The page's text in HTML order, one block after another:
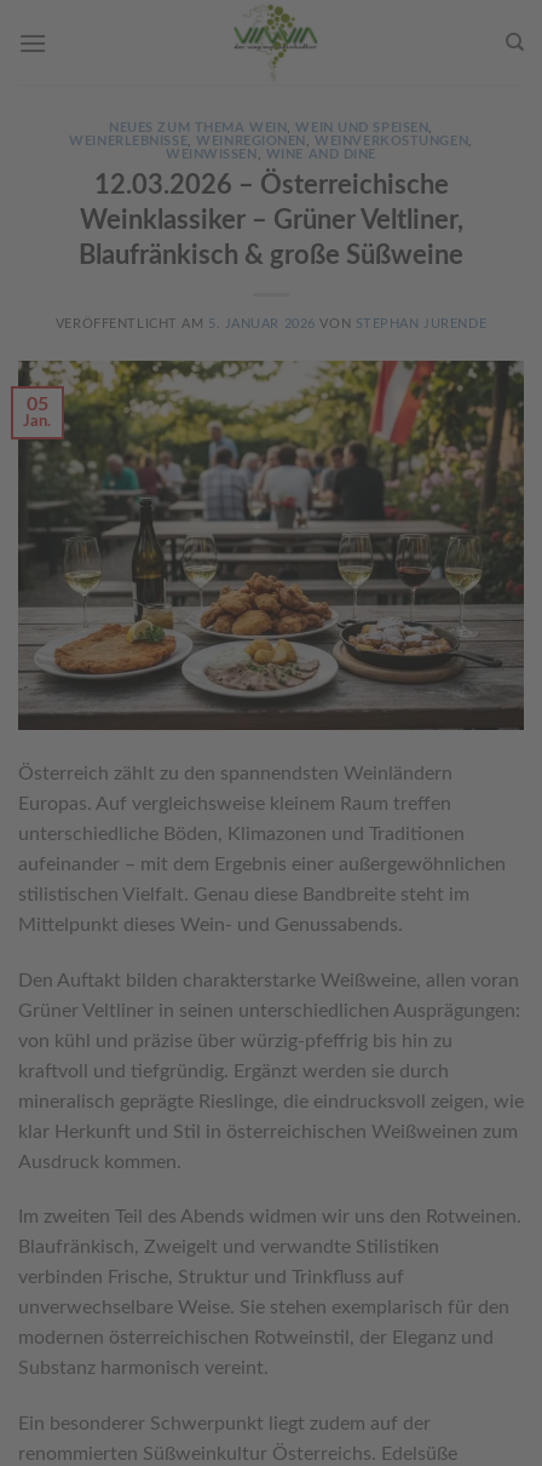
NEUES ZUM THEMA WEIN ,WEIN UND SPEISEN
WEINERLEBNISSE ,WEINREGIONEN ,WEINVERKOSTUNGEN
WEINWISSEN
WINE AND DINE
12.03.2026 – Österreichische
Weinklassiker – Grüner Veltliner,
Blaufränkisch & große Süßweine
VERÖFFENTLICHT AM 5. JANUAR 2026 VON STEPHAN JURENDE
05
Jan.
Österreich zählt zu den spannendsten Weinländern
Europas. Auf vergleichsweise kleinem Raum treffen
unterschiedliche Böden, Klimazonen und Traditionen
aufeinander – mit dem Ergebnis einer außergewöhnlichen
stilistischen Vielfalt. Genau diese Bandbreite steht im
Mittelpunkt dieses Wein- und Genussabends.
Den Auftakt bilden charakterstarke Weißweine, allen voran
Grüner Veltliner in seinen unterschiedlichen Ausprägungen:
von kühl und präzise über würzig-pfeffrig bis hin zu
kraftvoll und tiefgründig. Ergänzt werden sie durch
mineralisch geprägte Rieslinge, die eindrucksvoll zeigen, wie
klar Herkunft und Stil in österreichischen Weißweinen zum
Ausdruck kommen.
Im zweiten Teil des Abends widmen wir uns den Rotweinen.
Blaufränkisch, Zweigelt und verwandte Stilistiken
verbinden Frische, Struktur und Trinkfluss auf
unverwechselbare Weise. Sie stehen exemplarisch für den
modernen österreichischen Rotweinstil, der Eleganz und
Substanz harmonisch vereint.
Ein besonderer Schwerpunkt liegt zudem auf der
renommierten Süßweinkultur Österreichs. Edelsüße